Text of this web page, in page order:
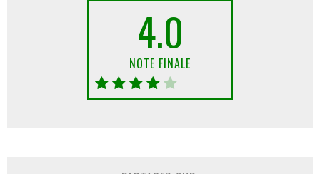
4.0
NOTE FINALE